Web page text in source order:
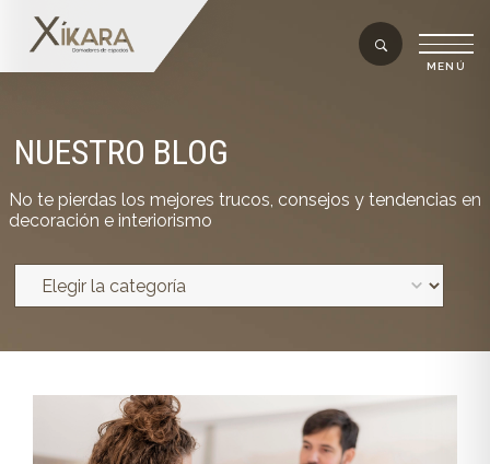
NUESTRO BLOG
No te pierdas los mejores trucos, consejos y tendencias en
decoración e interiorismo